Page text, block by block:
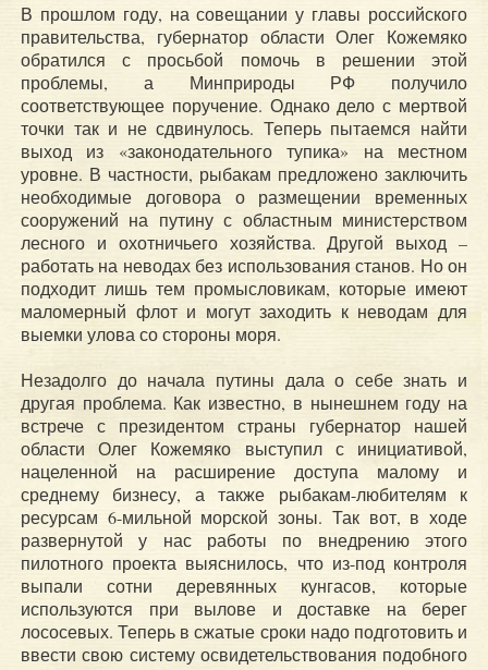
В прошлом году, на совещании у главы российского
правительства, губернатор области Олег Кожемяко
обратился с просьбой помочь в решении этой
проблемы, а Минприроды РФ получило
соответствующее поручение. Однако дело с мертвой
точки так и не сдвинулось. Теперь пытаемся найти
выход из «законодательного тупика» на местном
уровне. В частности, рыбакам предложено заключить
необходимые договора о размещении временных
сооружений на путину с областным министерством
лесного и охотничьего хозяйства. Другой выход –
работать на неводах без использования станов. Но он
подходит лишь тем промысловикам, которые имеют
маломерный флот и могут заходить к неводам для
выемки улова со стороны моря.
Незадолго до начала путины дала о себе знать и
другая проблема. Как известно, в нынешнем году на
встрече с президентом страны губернатор нашей
области Олег Кожемяко выступил с инициативой,
нацеленной на расширение доступа малому и
среднему бизнесу, а также рыбакам-любителям к
ресурсам 6-мильной морской зоны. Так вот, в ходе
развернутой у нас работы по внедрению этого
пилотного проекта выяснилось, что из-под контроля
выпали сотни деревянных кунгасов, которые
используются при вылове и доставке на берег
лососевых. Теперь в сжатые сроки надо подготовить и
ввести свою систему освидетельствования подобного